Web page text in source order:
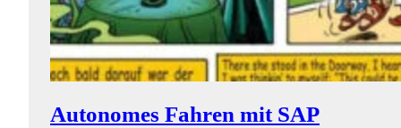
Autonomes Fahren mit SAP